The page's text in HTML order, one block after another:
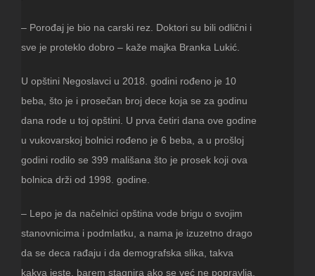
– Porođaj je bio na carski rez. Doktori su bili odlični i
sve je proteklo dobro – kaže majka Branka Lukić.
U opštini Negoslavci u 2018. godini rođeno je 10
beba, što je i prosečan broj dece koja se za godinu
dana rode u toj opštini. U prva četiri dana ove godine
u vukovarskoj bolnici rođeno je 6 beba, a u prošloj
godini rodilo se 399 mališana što je prosek koji ova
bolnica drži od 1998. godine.
– Lepo je da načelnici opština vode brigu o svojim
stanovnicima i podmlatku, a nama je izuzetno drago
da se deca rađaju i da demografska slika, takva
kakva jeste, barem stagnira ako se već ne popravlja.